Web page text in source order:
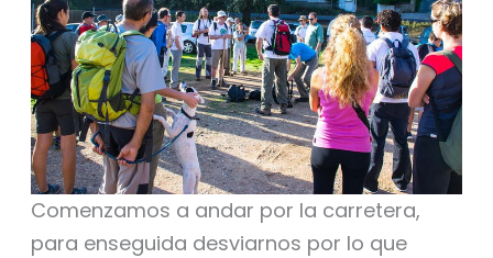
Comenzamos a andar por la carretera,
para enseguida desviarnos por lo que